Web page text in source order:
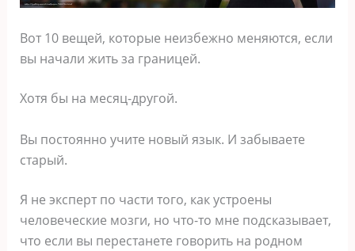
Вот 10 вещей, которые неизбежно меняются, если
вы начали жить за границей.
Хотя бы на месяц-другой.
Вы постоянно учите новый язык. И забываете
старый.
Я не эксперт по части того, как устроены
человеческие мозги, но что-то мне подсказывает,
что если вы перестанете говорить на родном